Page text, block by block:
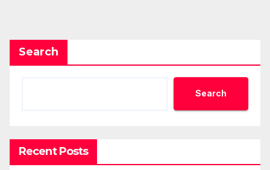
Search
Search
Recent Posts